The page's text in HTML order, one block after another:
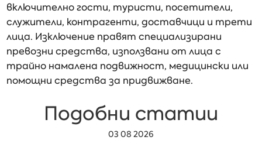
включително гости, туристи, посетители,
служители, контрагенти, доставчици и трети
лица. Изключение правят специализирани
превозни средства, използвани от лица с
трайно намалена подвижност, медицински или
помощни средства за придвижване.
Подобни статии
03 08 2026